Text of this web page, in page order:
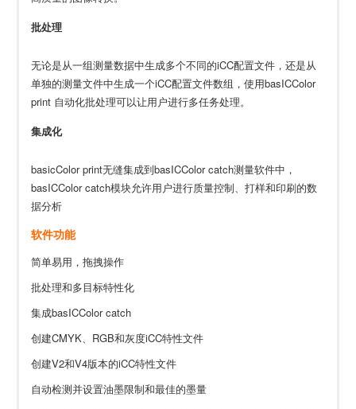
批处理
无论是从一组测量数据中生成多个不同的iCC配置文件，还是从
单独的测量文件中生成一个iCC配置文件数组，使用basICColor
print 自动化批处理可以让用户进行多任务处理。
集成化
basicColor print无缝集成到basICColor catch测量软件中，
basICColor catch模块允许用户进行质量控制、打样和印刷的数
据分析
软件功能
简单易用，拖拽操作
批处理和多目标特性化
集成basICColor catch
创建CMYK、RGB和灰度iCC特性文件
创建V2和V4版本的iCC特性文件
自动检测并设置油墨限制和最佳的墨量